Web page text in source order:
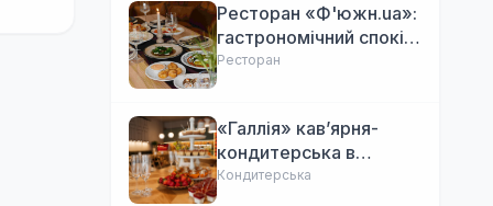
Ресторан «Ф'южн.ua»:
гастрономічний спокій
Ужгорода. Авторська
Ресторан
«Галлія» кав’ярня-
кондитерська в
Ужгороді
Кондитерська